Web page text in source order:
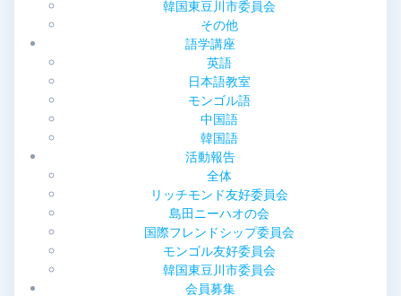
韓国東豆川市委員会
その他
語学講座
英語
日本語教室
モンゴル語
中国語
韓国語
活動報告
全体
リッチモンド友好委員会
島田ニーハオの会
国際フレンドシップ委員会
モンゴル友好委員会
韓国東豆川市委員会
会員募集